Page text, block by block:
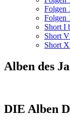
Folgen
Folgen
Short I
Short
Short
Alben des
DIE Alben